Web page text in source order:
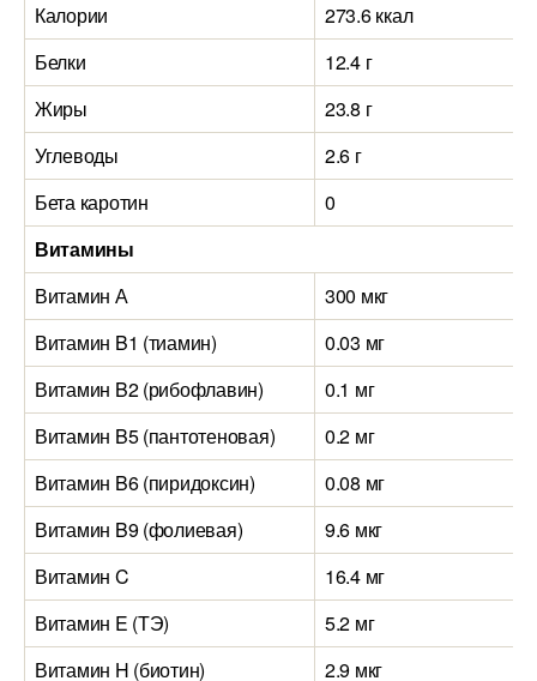
Калории
273.6 ккал
Белки
12.4 г
Жиры
23.8 г
Углеводы
2.6 г
Бета каротин
0
Витамины
Витамин А
300 мкг
Витамин B1 (тиамин)
0.03 мг
Витамин B2 (рибофлавин)
0.1 мг
Витамин B5 (пантотеновая)
0.2 мг
Витамин B6 (пиридоксин)
0.08 мг
Витамин B9 (фолиевая)
9.6 мкг
Витамин C
16.4 мг
Витамин E (ТЭ)
5.2 мг
Витамин H (биотин)
2.9 мкг